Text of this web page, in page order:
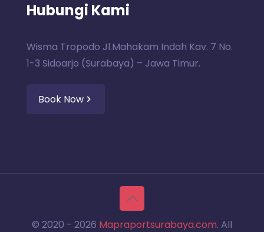
Hubungi Kami
Wisma Tropodo Jl.Mahakam Indah Kav. 7 No.
1-3 Sidoarjo (Surabaya) – Jawa Timur.
Book Now
© 2020 - 2026 Mapraportsurabaya.com. All